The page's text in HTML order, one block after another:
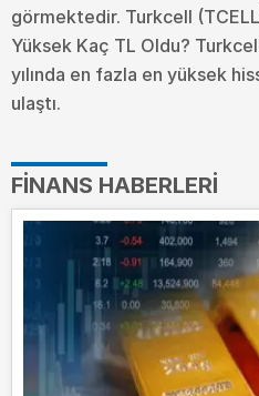
görmektedir. Turkcell
Yüksek Kaç TL Oldu?
yılında en fazla en yüksek
ulaştı.
FINANS HABERLERI